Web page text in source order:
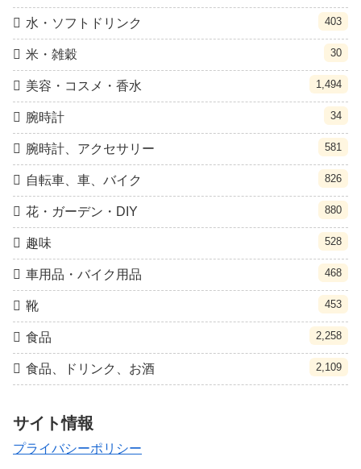
水・ソフトドリンク 403
米・雑穀 30
美容・コスメ・香水 1,494
腕時計 34
腕時計、アクセサリー 581
自転車、車、バイク 826
花・ガーデン・DIY 880
趣味 528
車用品・バイク用品 468
靴 453
食品 2,258
食品、ドリンク、お酒 2,109
サイト情報
プライバシーポリシー